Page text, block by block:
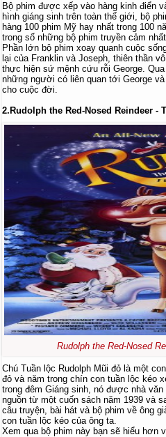
Bộ phim được xếp vào hàng kinh điển
hình giáng sinh trên toàn thế giới, bộ
hàng 100 phim Mỹ hay nhất trong 100
trong số những bộ phim truyền cảm
Phần lớn bộ phim xoay quanh cuộc
lại của Franklin và Joseph, thiên thần
thực hiện sứ mệnh cứu rỗi George.
những người có liên quan tới George
cho cuộc đời.
2.Rudolph the Red-Nosed Reindeer -
Rudolph the Red-Nosed
Chú Tuần lộc Rudolph Mũi đỏ là một
đỏ và năm trong chín con tuần lộc kéo
trong đêm Giáng sinh, nó được nhà
nguồn từ một cuốn sách năm 1939 và
câu truyện, bài hát và bộ phim về ông
con tuần lộc kéo của ông ta.
Xem qua bộ phim này bạn sẽ hiểu hơn